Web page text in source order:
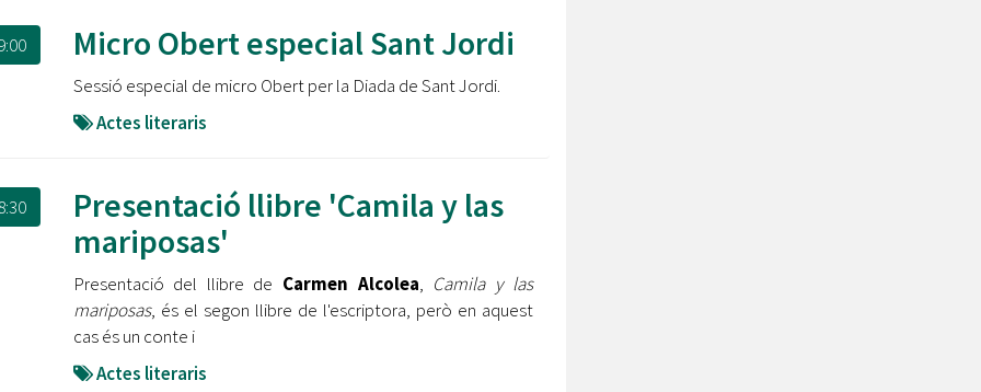
Micro Obert especial Sant Jordi
Sessió especial de micro Obert per la Diada de Sant Jordi.
Actes literaris
Presentació llibre 'Camila y las
mariposas'
Presentació del llibre de Carmen Alcolea, Camila y las
mariposas, és el segon llibre de l'escriptora, però en aquest
cas és un conte i
Actes literaris